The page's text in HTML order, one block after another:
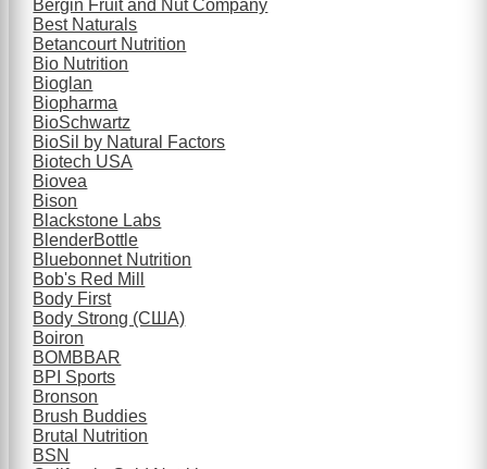
Bergin Fruit and Nut Company
Best Naturals
Betancourt Nutrition
Bio Nutrition
Bioglan
Biopharma
BioSchwartz
BioSil by Natural Factors
Biotech USA
Biovea
Bison
Blackstone Labs
BlenderBottle
Bluebonnet Nutrition
Bob's Red Mill
Body First
Body Strong (США)
Boiron
BOMBBAR
BPI Sports
Bronson
Brush Buddies
Brutal Nutrition
BSN